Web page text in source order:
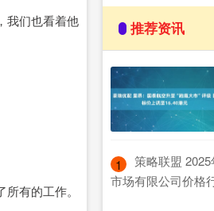
我们也看着他
有的工作。
推荐资讯
1
策略联盟
市场有限公司价格